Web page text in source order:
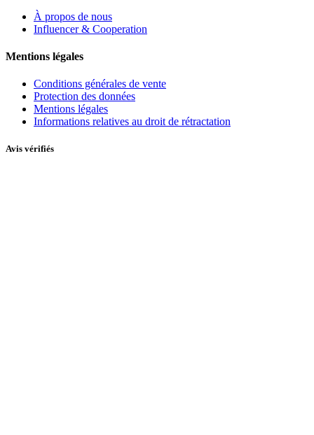
À propos de nous
Influencer & Cooperation
Mentions légales
Conditions générales de vente
Protection des données
Mentions légales
Informations relatives au droit de rétractation
Avis vérifiés